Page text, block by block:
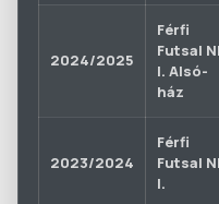
2024/2025
Férfi
Futsal
I. Alsó-
ház
2023/2024
Férfi
Futsal
I.